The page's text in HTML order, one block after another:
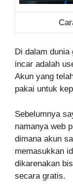
Di dalam dunia
incar adalah
Akun yang
pakai untuk
Sebelumnya
namanya web
dimana akun
memasukkan
dikarenakan
secara gratis.